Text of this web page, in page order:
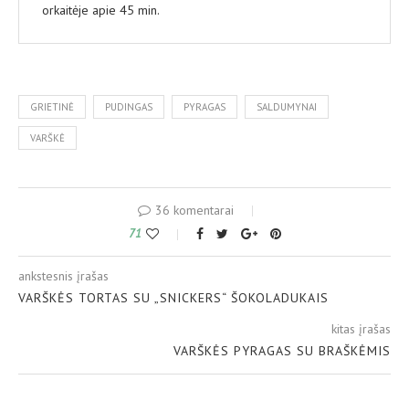
orkaitėje apie 45 min.
GRIETINĖ PUDINGAS PYRAGAS SALDUMYNAI
VARŠKĖ
36 komentarai
71
ankstesnis įrašas
VARŠKĖS TORTAS SU „SNICKERS“ ŠOKOLADUKAIS
kitas įrašas
VARŠKĖS PYRAGAS SU BRAŠKĖMIS